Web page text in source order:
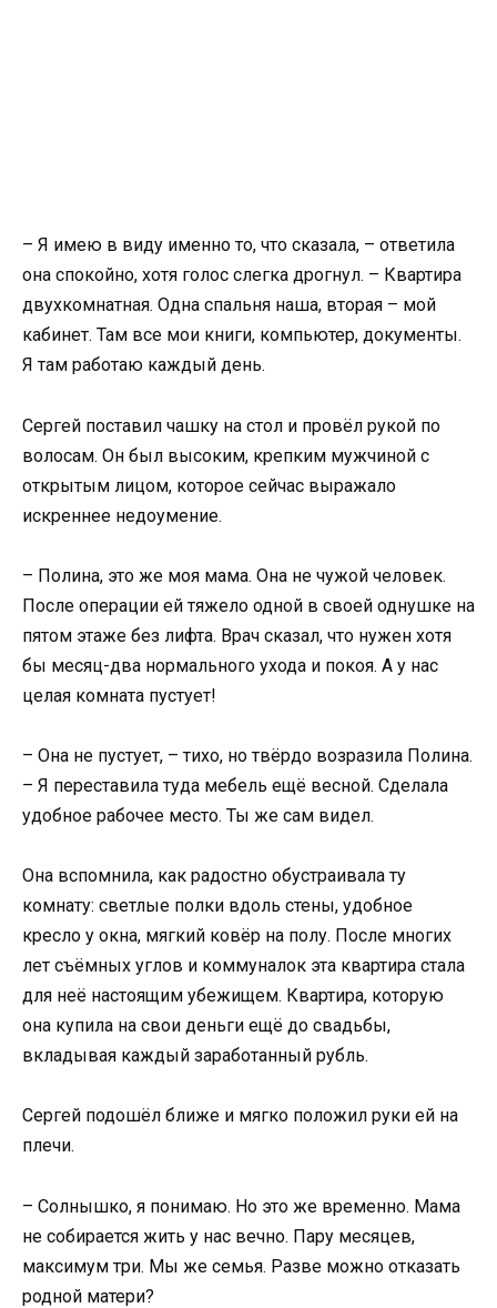
– Я имею в виду именно то, что сказала, – ответила
она спокойно, хотя голос слегка дрогнул. – Квартира
двухкомнатная. Одна спальня наша, вторая – мой
кабинет. Там все мои книги, компьютер, документы.
Я там работаю каждый день.
Сергей поставил чашку на стол и провёл рукой по
волосам. Он был высоким, крепким мужчиной с
открытым лицом, которое сейчас выражало
искреннее недоумение.
– Полина, это же моя мама. Она не чужой человек.
После операции ей тяжело одной в своей однушке на
пятом этаже без лифта. Врач сказал, что нужен хотя
бы месяц-два нормального ухода и покоя. А у нас
целая комната пустует!
– Она не пустует, – тихо, но твёрдо возразила Полина.
– Я переставила туда мебель ещё весной. Сделала
удобное рабочее место. Ты же сам видел.
Она вспомнила, как радостно обустраивала ту
комнату: светлые полки вдоль стены, удобное
кресло у окна, мягкий ковёр на полу. После многих
лет съёмных углов и коммуналок эта квартира стала
для неё настоящим убежищем. Квартира, которую
она купила на свои деньги ещё до свадьбы,
вкладывая каждый заработанный рубль.
Сергей подошёл ближе и мягко положил руки ей на
плечи.
– Солнышко, я понимаю. Но это же временно. Мама
не собирается жить у нас вечно. Пару месяцев,
максимум три. Мы же семья. Разве можно отказать
родной матери?